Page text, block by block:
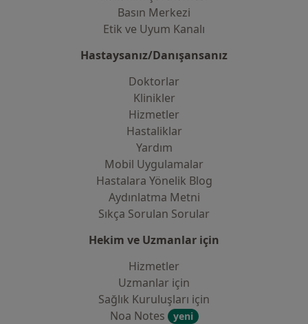
Basın Merkezi
Etik ve Uyum Kanalı
Hastaysanız/Danışansanız
Doktorlar
Klinikler
Hizmetler
Hastaliklar
Yardım
Mobil Uygulamalar
Hastalara Yönelik Blog
Aydınlatma Metni
Sıkça Sorulan Sorular
Hekim ve Uzmanlar için
Hizmetler
Uzmanlar için
Sağlık Kuruluşları için
Noa Notes
yeni